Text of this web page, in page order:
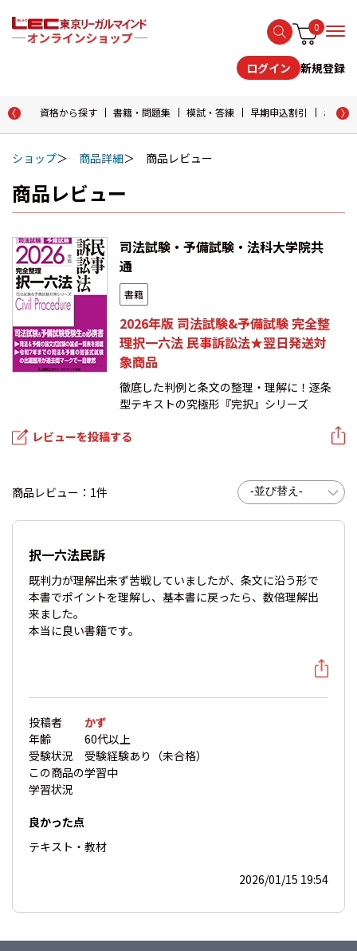
0
ログイン 新規登録
資格から探す 書籍・問題集 模試・答練 早期申込割引 おため
ショップ 商品詳細 商品レビュー
商品レビュー
司法試験・予備試験・法科大学院共
通
書籍
2026年版 司法試験&予備試験 完全整
理択一六法 民事訴訟法★翌日発送対
象商品
徹底した判例と条文の整理・理解に！逐条
型テキストの究極形『完択』シリーズ
レビューを投稿する
商品レビュー：1件
択一六法民訴
既判力が理解出来ず苦戦していましたが、条文に沿う形で
本書でポイントを理解し、基本書に戻ったら、数倍理解出
来ました。
本当に良い書籍です。
投稿者
かず
年齢
60代以上
受験状況
受験経験あり（未合格）
この商品の
学習状況
学習中
良かった点
テキスト・教材
2026/01/15 19:54